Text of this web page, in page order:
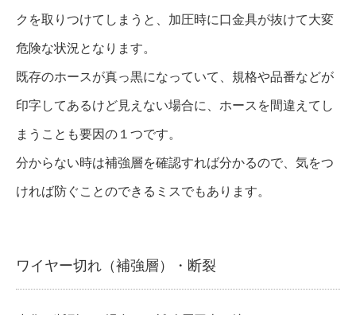
クを取りつけてしまうと、加圧時に口金具が抜けて大変
危険な状況となります。
既存のホースが真っ黒になっていて、規格や品番などが
印字してあるけど見えない場合に、ホースを間違えてし
まうことも要因の１つです。
分からない時は補強層を確認すれば分かるので、気をつ
ければ防ぐことのできるミスでもあります。
ワイヤー切れ（補強層）・断裂